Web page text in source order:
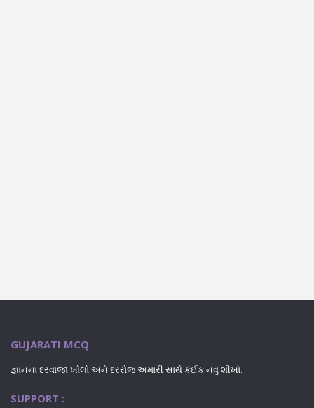
GUJARATI MCQ
જ્ઞાનના દરવાજા ખોલો અને દરરોજ અમારી સાથે કંઈક નવું શીખો.
SUPPORT :